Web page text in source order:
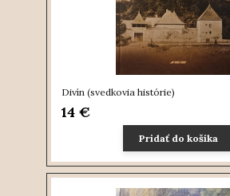
Divín (svedkovia histórie)
14 €
Pridať do košíka